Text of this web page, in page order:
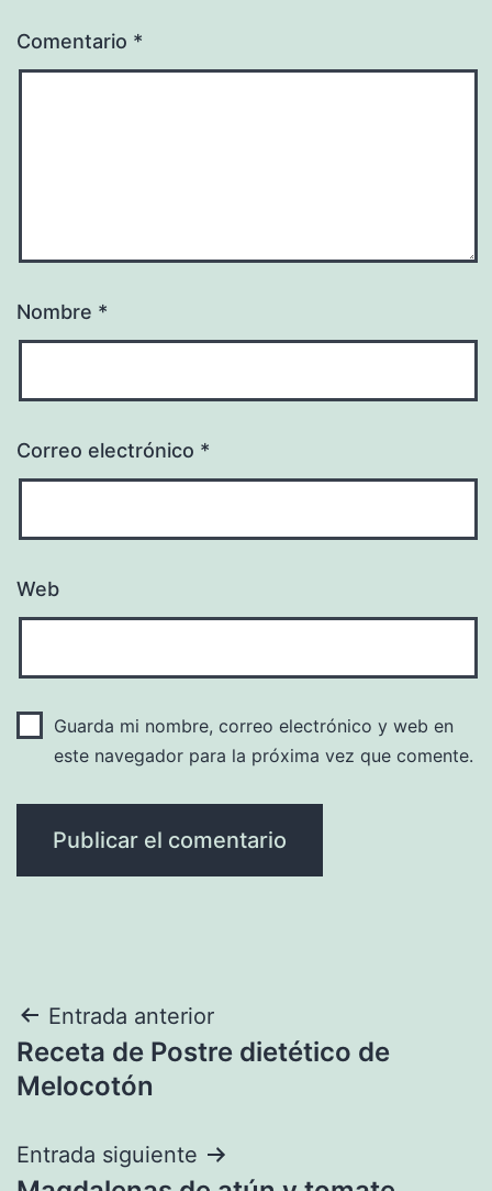
Comentario *
Nombre *
Correo electrónico *
Web
Guarda mi nombre, correo electrónico y web en
este navegador para la próxima vez que comente.
Navegación
de
Entrada anterior
Receta de Postre dietético de
Melocotón
Entrada siguiente